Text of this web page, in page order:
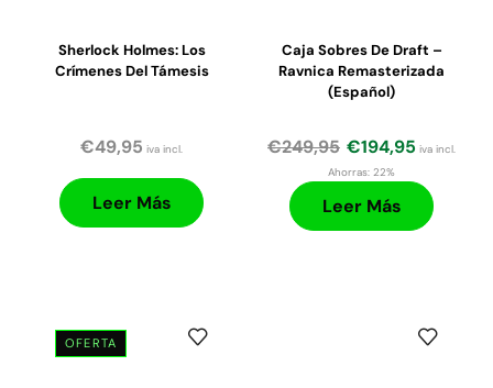
Sherlock Holmes: Los
Crímenes Del Támesis
€49,95 iva incl.
Leer Más
Caja Sobres De Draft –
Ravnica Remasterizada
(Español)
€249,95 €194,95 iva incl.
Ahorras: 22%
Leer Más
OFERTA